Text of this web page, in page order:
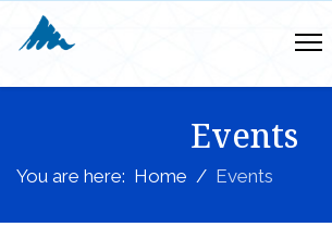
Events
You are here: Home Events